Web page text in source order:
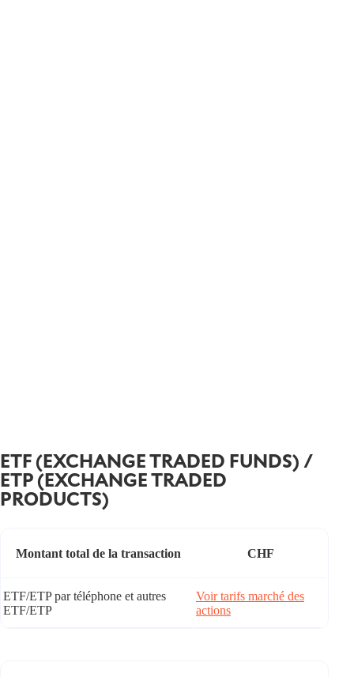
ETF (EXCHANGE TRADED FUNDS) /
ETP (EXCHANGE TRADED
PRODUCTS)
Montant total de la transaction CHF
ETF/ETP par téléphone et autres
ETF/ETP
Voir tarifs marché des
actions